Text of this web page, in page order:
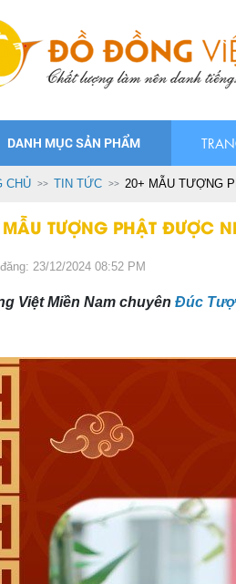
DANH MỤC SẢN PHẨM
CHỦ TIN TỨC 20+ MẪU TƯỢNG
TƯỢNG PHẬT ĐƯỢC
23/12/2024 08:52 PM
Việt Miền Nam chuyên Đúc